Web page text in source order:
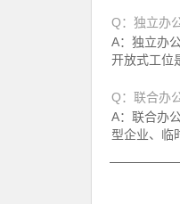
Q：独立办
A：独立办
开放式工位
Q：联合办
A：联合办
型企业、临